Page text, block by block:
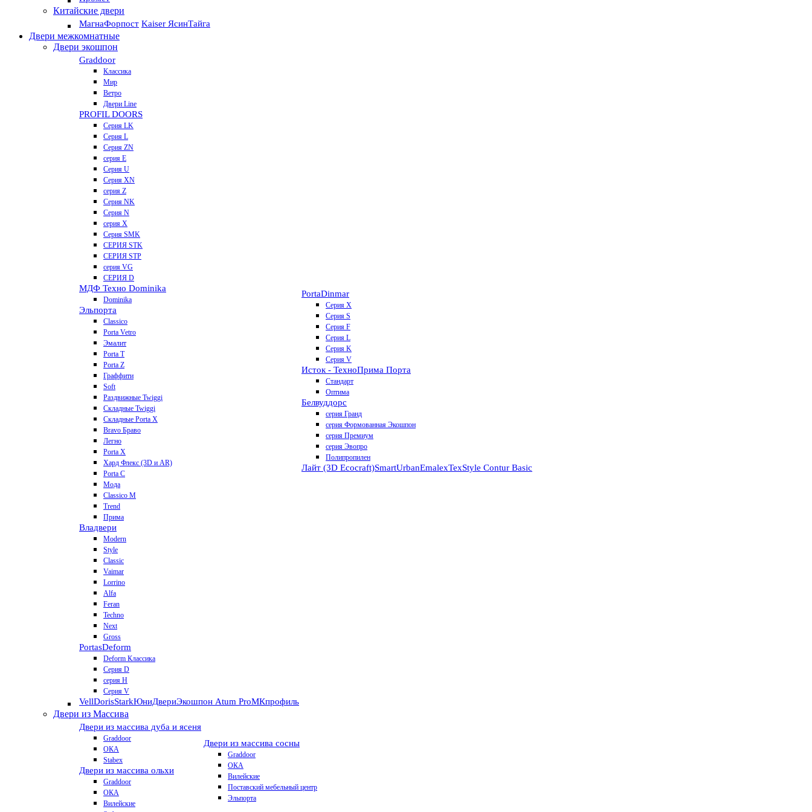
Китайские двери
МагнаФорпост Kaiser ЯсинТайга
Двери межкомнатные
Двери экошпон
Graddoor
Классика
Мир
Ветро
Двери Line
PROFIL DOORS
Серия LK
Серия L
Серия ZN
серия E
Серия U
Серия XN
серия Z
Серия NK
Серия N
серия X
Серия SMK
СЕРИЯ STK
СЕРИЯ STP
серия VG
СЕРИЯ D
МДФ Техно Dominika
Dominika
Эльпорта
Classico
Porta Vetro
Эмалит
Porta T
Porta Z
Граффити
Soft
Раздвижные Twiggi
Складные Twiggi
Складные Porta X
Bravo Браво
Легно
Porta X
Хард Флекс (3D и AR)
Porta C
Мода
Classico M
Trend
Прима
Владвери
Modern
Style
Classic
Vaimar
Lorrino
Alfa
Feran
Techno
Next
Gross
PortasDeform
Deform Классика
Серия D
серия H
Серия V
VellDorisStarkЮниДвериЭкошпон Atum ProМКпрофиль
PortaDinmar
Серия X
Серия S
Серия F
Серия L
Серия K
Серия V
Исток - ТехноПрима Порта
Стандарт
Оптима
Белвуддорс
серия Гранд
серия Формованная Экошпон
серия Премиум
серия Эвопро
Полипропилен
Лайт (3D Ecocraft)SmartUrbanEmalexTexStyle Contur Basic
Двери из Массива
Двери из массива дуба и ясеня
Graddoor
ОКА
Stabex
Двери из массива ольхи
Graddoor
ОКА
Вилейские
Двери из массива сосны
Graddoor
ОКА
Вилейские
Поставский мебельный центр
Эльпорта